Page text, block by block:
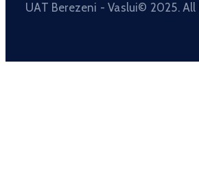
UAT Berezeni - Vaslui© 2025. All